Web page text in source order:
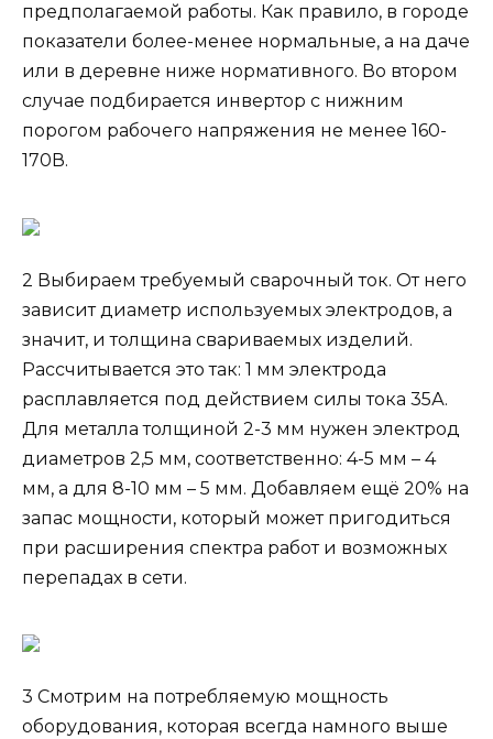
предполагаемой работы. Как правило, в городе
показатели более-менее нормальные, а на даче
или в деревне ниже нормативного. Во втором
случае подбирается инвертор с нижним
порогом рабочего напряжения не менее 160-
170В.
2 Выбираем требуемый сварочный ток. От него
зависит диаметр используемых электродов, а
значит, и толщина свариваемых изделий.
Рассчитывается это так: 1 мм электрода
расплавляется под действием силы тока 35А.
Для металла толщиной 2-3 мм нужен электрод
диаметров 2,5 мм, соответственно: 4-5 мм – 4
мм, а для 8-10 мм – 5 мм. Добавляем ещё 20% на
запас мощности, который может пригодиться
при расширения спектра работ и возможных
перепадах в сети.
3 Смотрим на потребляемую мощность
оборудования, которая всегда намного выше